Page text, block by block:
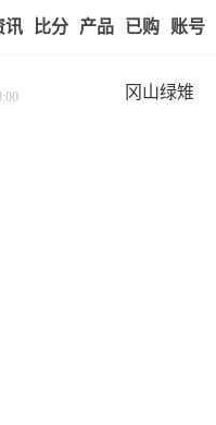
赢家视点赛事比分实战版入口
我的
冈山绿雉